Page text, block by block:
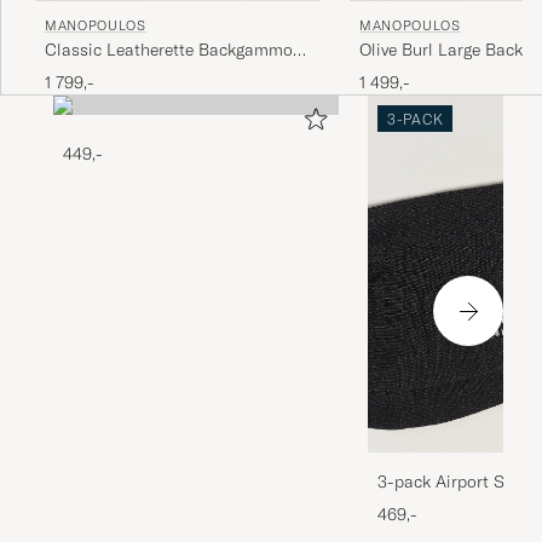
MANOPOULOS
Classic Leatherette Backgammon
Set Black
1 799,-
MANOPOULOS
Olive Burl Large
1 499,-
449,-
3-PACK
3-pack Airport
Melange
469,-